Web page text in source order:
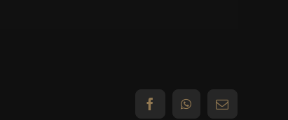
FacebookWhatsApp
E-